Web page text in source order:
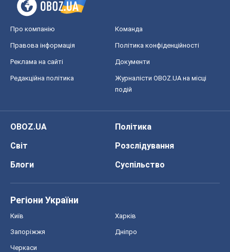
Про компанію Команда
Правова інформація Політика конфіденційності
Реклама на сайті Документи
Редакційна політика
Журналісти OBOZ.UA на місці
подій
OBOZ.UA
Політика
Світ
Розслідування
Блоги
Суспільство
Регіони України
Київ Харків
Запоріжжя Дніпро
Черкаси